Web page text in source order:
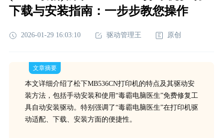
下载与安装指南：一步步教您操作
2026-01-29 16:03:10 驱动管理王 原创
文章摘要
本文详细介绍了松下MB536CN打印机的特点及其驱动安
装方法，包括手动安装和使用“毒霸电脑医生”免费修复工
具自动安装驱动。特别强调了“毒霸电脑医生”在打印机驱
动适配、下载、安装方面的便捷性。